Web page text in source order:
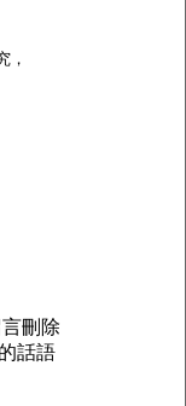
，
刪除
話語